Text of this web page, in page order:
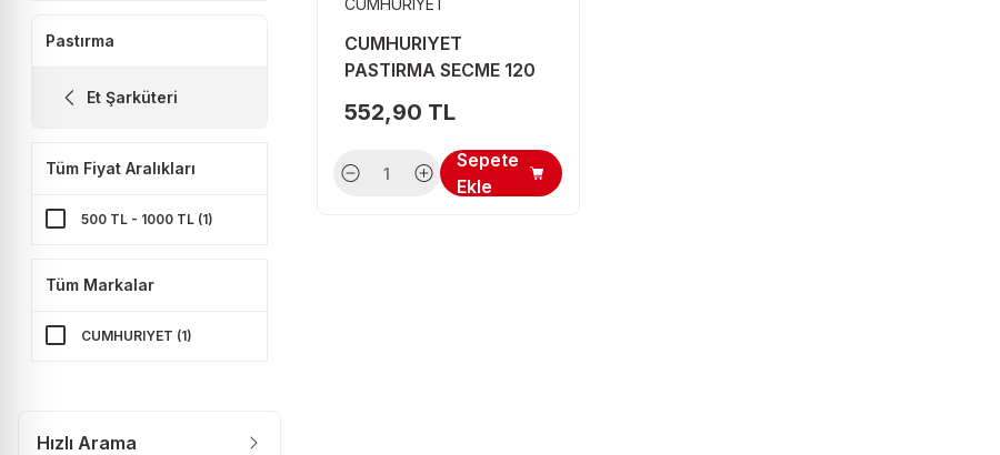
Pastırma
Et Şarküteri
Tüm Fiyat Aralıkları
500 TL - 1000 TL (1)
Tüm Markalar
CUMHURIYET (1)
Hızlı Arama
CUMHURIYET
CUMHURIYET
PASTIRMA SECME 120
552,90 TL
Sepete
Ekle